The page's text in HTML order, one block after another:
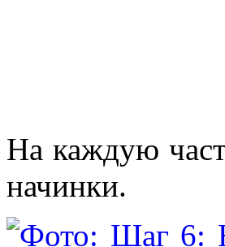
На каждую
начинки.